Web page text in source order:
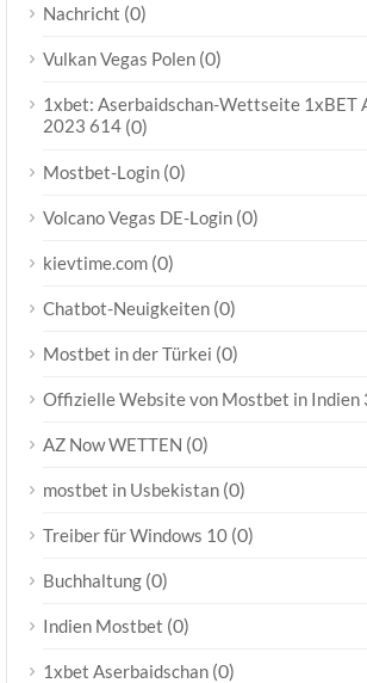
Nachricht (0)
Vulkan Vegas Polen (0)
1xbet: Aserbaidschan-Wettseite 1xBET
2023 614 (0)
Mostbet-Login (0)
Volcano Vegas DE-Login (0)
kievtime.com (0)
Chatbot-Neuigkeiten (0)
Mostbet in der Türkei (0)
Offizielle Website von Mostbet in Indien
AZ Now WETTEN (0)
mostbet in Usbekistan (0)
Treiber für Windows 10 (0)
Buchhaltung (0)
Indien Mostbet (0)
1xbet Aserbaidschan (0)